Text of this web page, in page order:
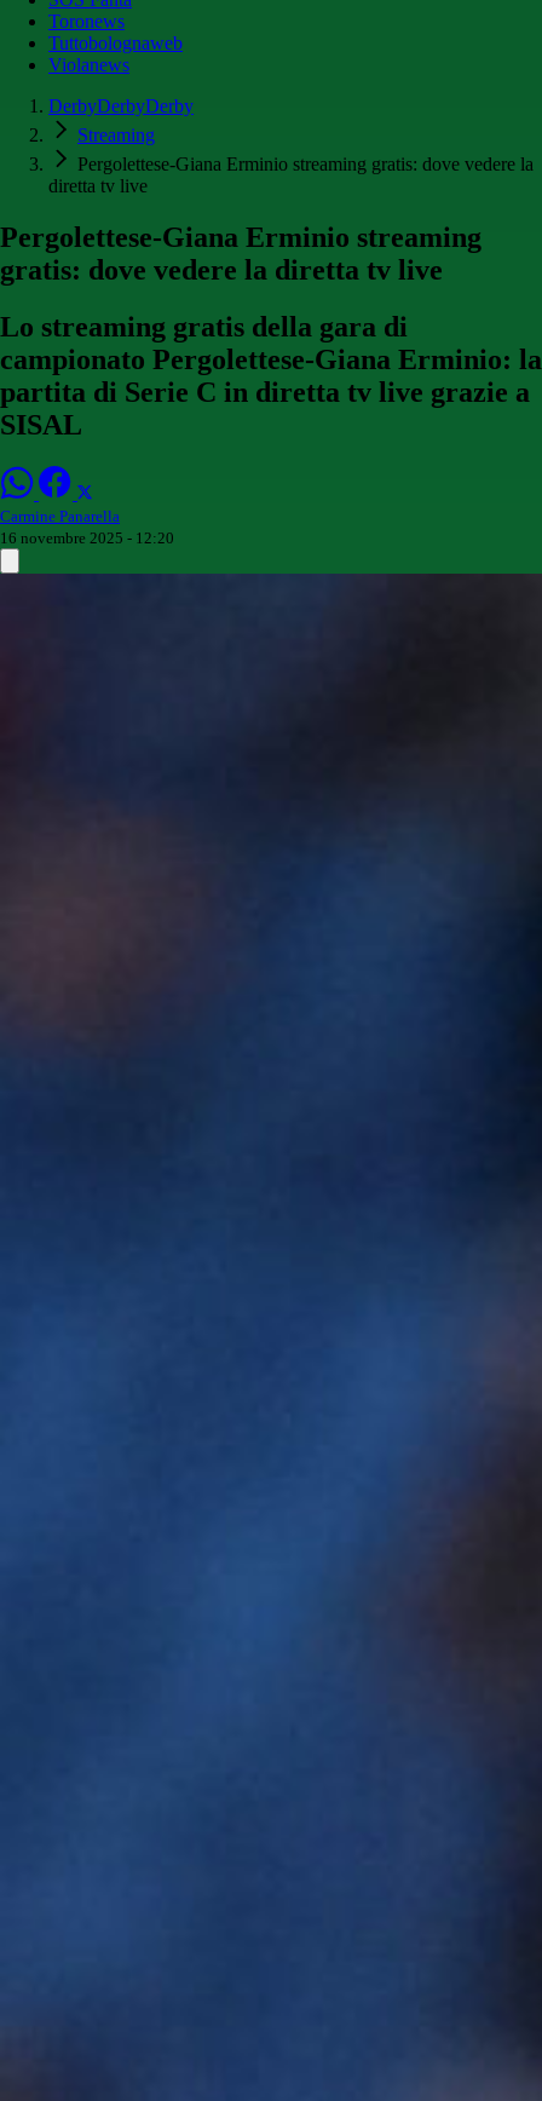
Toronews
Tuttobolognaweb
Violanews
DerbyDerbyDerby
Streaming
Pergolettese-Giana Erminio streaming gratis: dove vedere la
diretta tv live
Pergolettese-Giana Erminio streaming
gratis: dove vedere la diretta tv live
Lo streaming gratis della gara di
campionato Pergolettese-Giana Erminio: la
partita di Serie C in diretta tv live grazie a
SISAL
Carmine Panarella
16 novembre 2025 - 12:20